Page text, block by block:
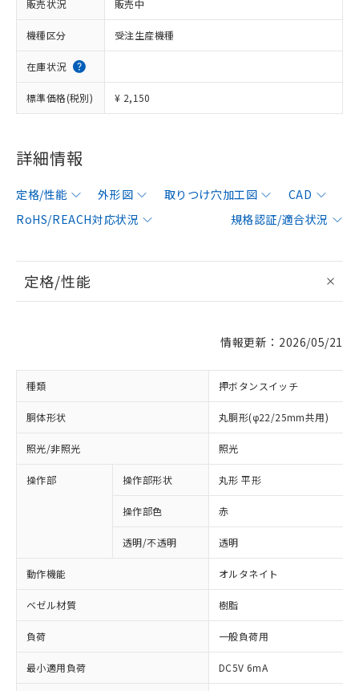
販売状況 販売中
機種区分 受注生産機種
在庫状況
標準価格(税別) ¥ 2,150
詳細情報
定格/性能 外形図 取りつけ穴加工図
CAD
RoHS/REACH対応状況
規格認証/適合状況
定格/性能
情報更新：2026/05/21
種類 押ボタンスイッチ
胴体形状 丸胴形(φ22/25mm共用)
照光/非照光 照光
操作部 操作部形状 丸形 平形
操作部色 赤
透明/不透明 透明
動作機能 オルタネイト
ベゼル材質 樹脂
負荷 一般負荷用
最小適用負荷 DC5V 6mA